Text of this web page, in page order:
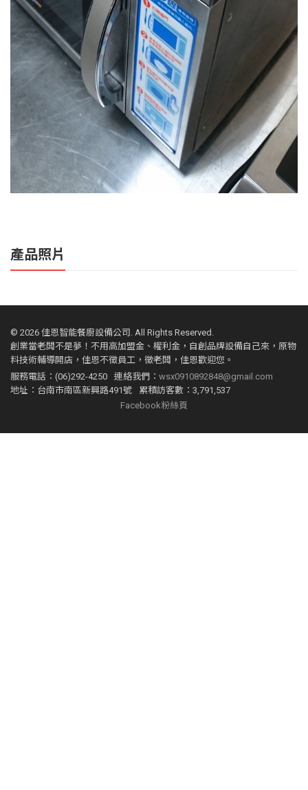
產品照片
© 2026 佳恩智能餐廚設備公司. All Rights Reserved.
創業當老闆不是夢！不用高加盟金、權利金，自創品牌設備自己來，原物
料技術輔導開店，佳恩不徵員工，徵老闆，佳恩歡迎您。
服務電話：(06)292-4250
連絡我們： wsx0910892848@gmail.com
地址：台南市南區新興路491號
累積訪客數：3,791,537
Facebook粉絲頁